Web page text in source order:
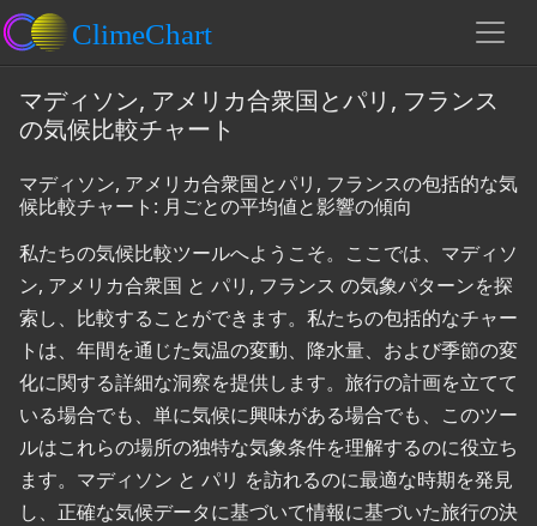
マディソン, アメリカ合衆国とパリ, フランス
の気候比較チャート
マディソン, アメリカ合衆国とパリ, フランスの包括的な気
候比較チャート: 月ごとの平均値と影響の傾向
私たちの気候比較ツールへようこそ。ここでは、マディソ
ン, アメリカ合衆国 と パリ, フランス の気象パターンを探
索し、比較することができます。私たちの包括的なチャー
トは、年間を通じた気温の変動、降水量、および季節の変
化に関する詳細な洞察を提供します。旅行の計画を立てて
いる場合でも、単に気候に興味がある場合でも、このツー
ルはこれらの場所の独特な気象条件を理解するのに役立ち
ます。マディソン と パリ を訪れるのに最適な時期を発見
し、正確な気候データに基づいて情報に基づいた旅行の決